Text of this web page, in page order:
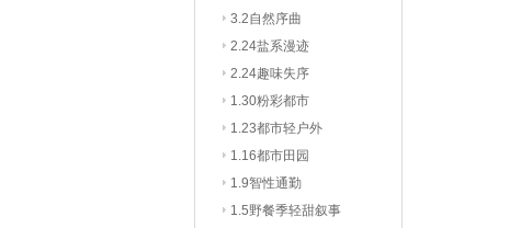
3.2自然序曲
2.24盐系漫迹
2.24趣味失序
1.30粉彩都市
1.23都市轻户外
1.16都市田园
1.9智性通勤
1.5野餐季轻甜叙事